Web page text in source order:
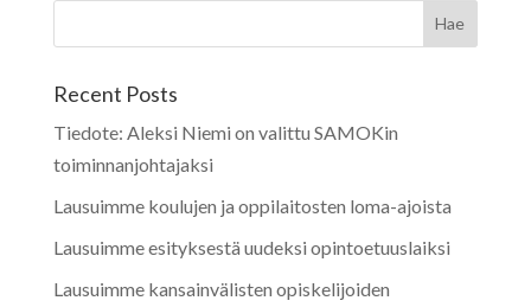
Recent Posts
Tiedote: Aleksi Niemi on valittu SAMOKin
toiminnanjohtajaksi
Lausuimme koulujen ja oppilaitosten loma-ajoista
Lausuimme esityksestä uudeksi opintoetuuslaiksi
Lausuimme kansainvälisten opiskelijoiden